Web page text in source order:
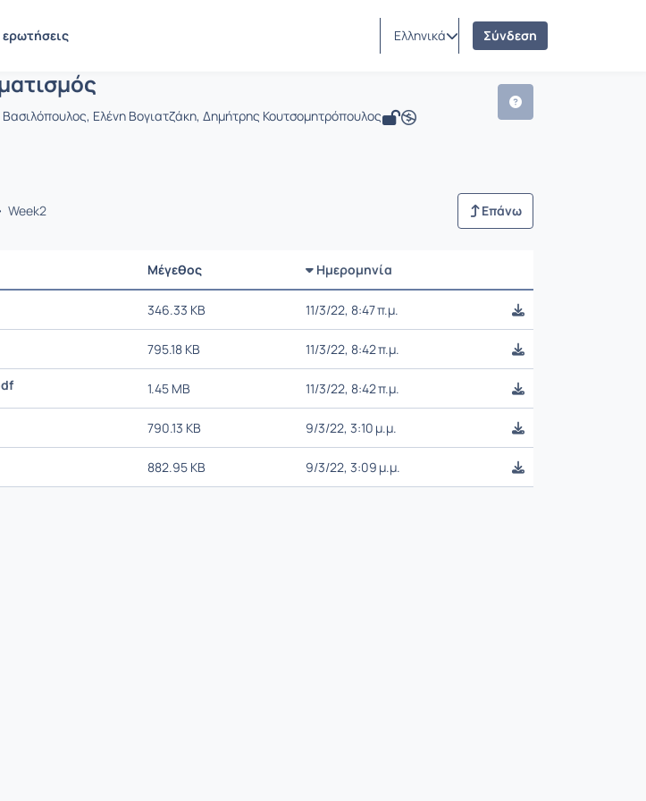
ερωτήσεις Ελληνικά Σύνδεση
Ελένη Βογιατζάκη, Δημήτρης Κουτσομητρόπουλος
Week2 Επάνω
Μέγεθος Ημερομηνία
346.33 KB 11/3/22, 8:47 π.μ.
795.18 KB 11/3/22, 8:42 π.μ.
1.45 MB 11/3/22, 8:42 π.μ.
790.13 KB 9/3/22, 3:10 μ.μ.
882.95 KB 9/3/22, 3:09 μ.μ.